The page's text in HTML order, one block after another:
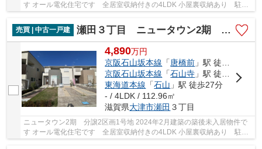
す オール電化住宅です 全居室収納付きの4LDK 小屋裏収納あり 駐車
売買 | 中古一戸建
瀬田３丁目 ニュータウン2期 分譲2区画1号地
4,890万円
京阪石山坂本線 「 唐橋前 」駅 徒歩19分
京阪石山坂本線 「石山寺 」駅 徒歩23分
東海道本線 「石山 」駅 徒歩27分
- / 4LDK / 112.96㎡
滋賀県大津市瀬田 ３丁目
ニュータウン2期 分譲2区画1号地 2024年2月建築の築後未入居物件で
す オール電化住宅です 全居室収納付きの4LDK 小屋裏収納あり 駐車